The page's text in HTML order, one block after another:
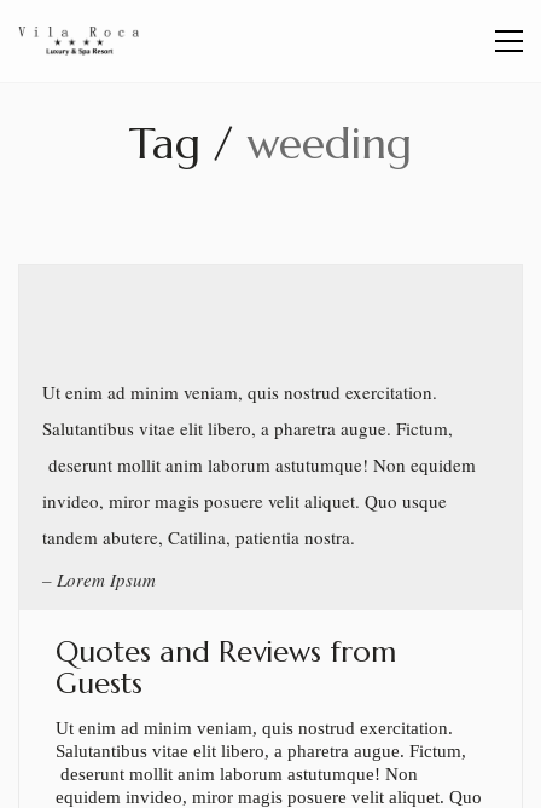
Tag / weeding
Ut enim ad minim veniam, quis nostrud exercitation.
Salutantibus vitae elit libero, a pharetra augue. Fictum,
deserunt mollit anim laborum astutumque! Non equidem
invideo, miror magis posuere velit aliquet. Quo usque
tandem abutere, Catilina, patientia nostra.
Lorem Ipsum
Quotes and Reviews from
Guests
Ut enim ad minim veniam, quis nostrud exercitation.
Salutantibus vitae elit libero, a pharetra augue. Fictum,
deserunt mollit anim laborum astutumque! Non
equidem invideo, miror magis posuere velit aliquet. Quo